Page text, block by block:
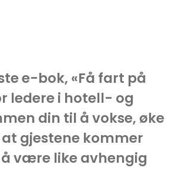
e-bok, «Få fart på
ledere i hotell- og
din til å vokse, øke
gjestene kommer
være like avhengig